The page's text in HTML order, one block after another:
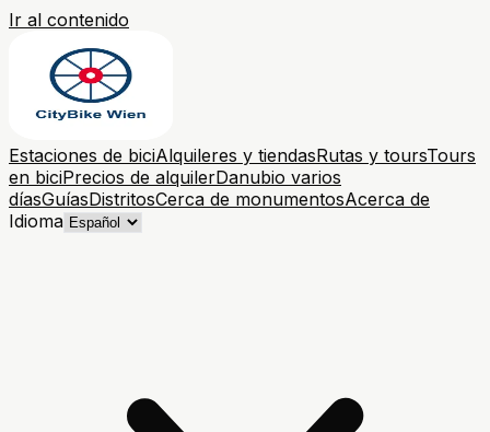
Ir al contenido
Estaciones de biciAlquileres y tiendasRutas y toursTours
en biciPrecios de alquilerDanubio varios
díasGuíasDistritosCerca de monumentosAcerca de
Idioma